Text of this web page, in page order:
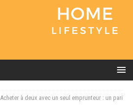
Acheter à deux avec un seul emprunteur : un pari